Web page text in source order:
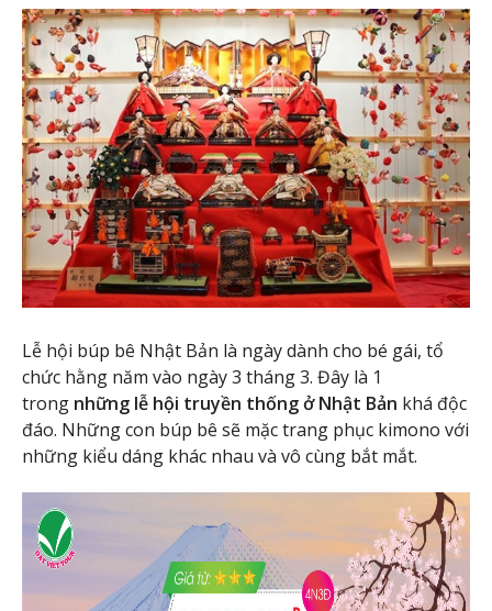
Lễ hội búp bê Nhật Bản là ngày dành cho bé gái, tổ
chức hằng năm vào ngày 3 tháng 3. Đây là 1
trong những lễ hội truyền thống ở Nhật Bản khá độc
đáo. Những con búp bê sẽ mặc trang phục kimono với
những kiểu dáng khác nhau và vô cùng bắt mắt.